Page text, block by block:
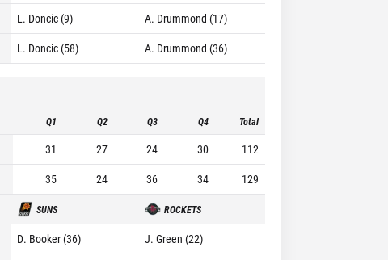
L. Doncic (9)
A. Drummond (17)
L. Doncic (58) A. Drummond (36)
Q1 Q2 Q3 Q4 Total
31 27 24 30
112
35 24 36 34 129
SUNS ROCKETS
D. Booker (36)
J. Green (22)